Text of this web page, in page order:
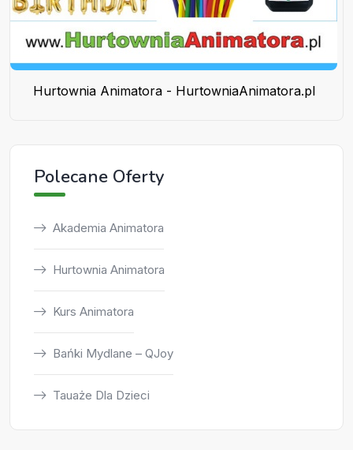
Hurtownia Animatora - HurtowniaAnimatora.pl
Polecane Oferty
Akademia Animatora
Hurtownia Animatora
Kurs Animatora
Bańki Mydlane – QJoy
Tauaże Dla Dzieci